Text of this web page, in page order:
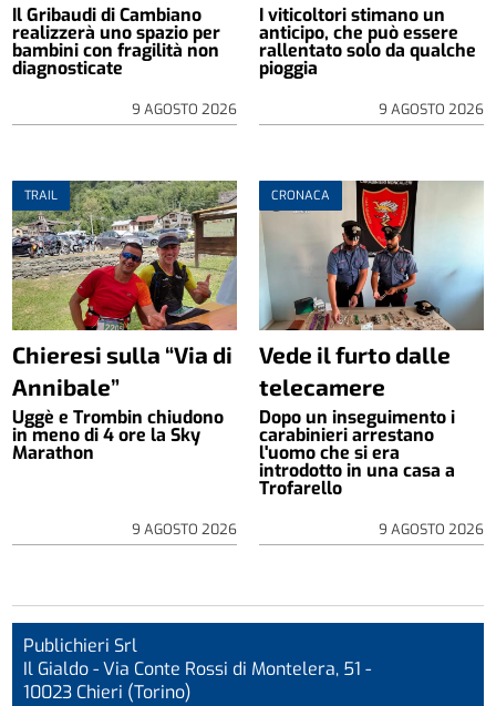
Il Gribaudi di Cambiano
realizzerà uno spazio per
bambini con fragilità non
diagnosticate
9 AGOSTO 2026
I viticoltori stimano un
anticipo, che può essere
rallentato solo da qualche
pioggia
9 AGOSTO 2026
TRAIL
Chieresi sulla “Via di
Annibale”
Uggè e Trombin chiudono
in meno di 4 ore la Sky
Marathon
9 AGOSTO 2026
CRONACA
Vede il furto dalle
telecamere
Dopo un inseguimento i
carabinieri arrestano
l'uomo che si era
introdotto in una casa a
Trofarello
9 AGOSTO 2026
Publichieri Srl
Il Gialdo - Via Conte Rossi di Montelera, 51 -
10023 Chieri (Torino)